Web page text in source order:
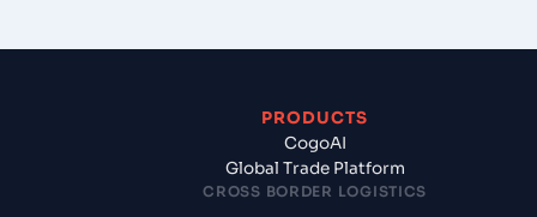
PRODUCTS
CogoAI
Global Trade Platform
CROSS BORDER LOGISTICS